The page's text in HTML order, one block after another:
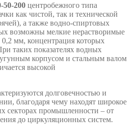
50-200 центробежного типа
как чистой, так и технической
а также водно-спиртовых
возможны мелкие нерастворимые
мм, концентрация которых
таких показателях водных
корпусом и стальным валом
высокой
долговечностью и
благодаря чему находят широкое
секторах промышленности – от
до циркуляционных систем.